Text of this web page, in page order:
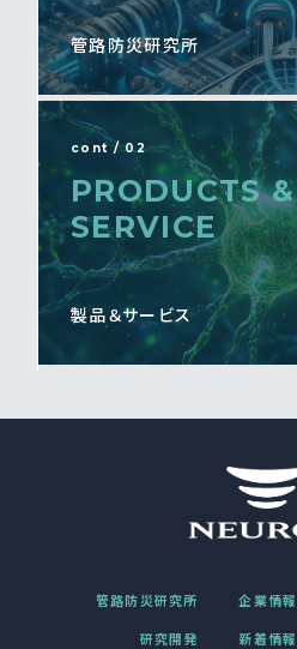
管路防災研究所
cont / 02
PRODUCTS &
SERVICE
製品＆サービス
管路防災研究所 企業情報
研究開発 新着情報